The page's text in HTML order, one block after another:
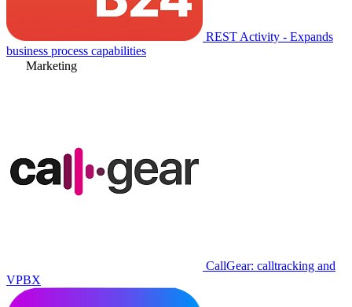
REST Activity - Expands
business process capabilities
Marketing
CallGear: calltracking and
VPBX